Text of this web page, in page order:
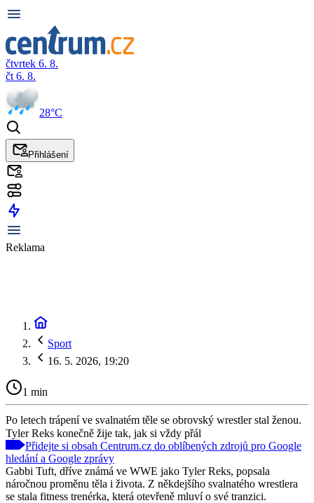
čtvrtek 6. 8.
čt 6. 8.
28°C
Přihlášení
Reklama
Sport
16. 5. 2026, 19:20
1 min
Po letech trápení ve svalnatém těle se obrovský wrestler stal ženou.
Tyler Reks konečně žije tak, jak si vždy přál
Přidejte si obsah Centrum.cz do oblíbených zdrojů pro Google
hledání a Google zprávy
Gabbi Tuft, dříve známá ve WWE jako Tyler Reks, popsala
náročnou proměnu těla i života. Z někdejšího svalnatého wrestlera
se stala fitness trenérka, která otevřeně mluví o své tranzici.